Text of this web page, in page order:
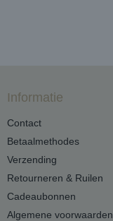
Informatie
Contact
Betaalmethodes
Verzending
Retourneren & Ruilen
Cadeaubonnen
Algemene voorwaarden